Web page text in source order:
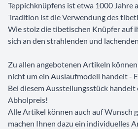
Teppichknüpfens ist etwa 1000 Jahre
Tradition ist die Verwendung des
Wie stolz die tibetischen Knüpfer auf
sich an den strahlenden und
Zu allen angebotenen Artikeln
nicht um ein Auslaufmodell handelt -
Bei diesem Ausstellungsstück handelt
Abholpreis!
Alle Artikel können auch auf Wunsch
machen Ihnen dazu ein individuelles